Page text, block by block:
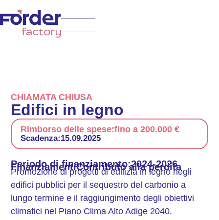
CHIAMATA CHIUSA
Edifici in legno
Rimborso delle spese:fino a 200.000 €
Scadenza:15.09.2025
Periodo di finanziamento:2024-2026
FinanziamentiContributo alla perdita
Promozione di progetti di edilizia in legno negli
edifici pubblici per il sequestro del carbonio a
lungo termine e il raggiungimento degli obiettivi
climatici nel Piano Clima Alto Adige 2040.